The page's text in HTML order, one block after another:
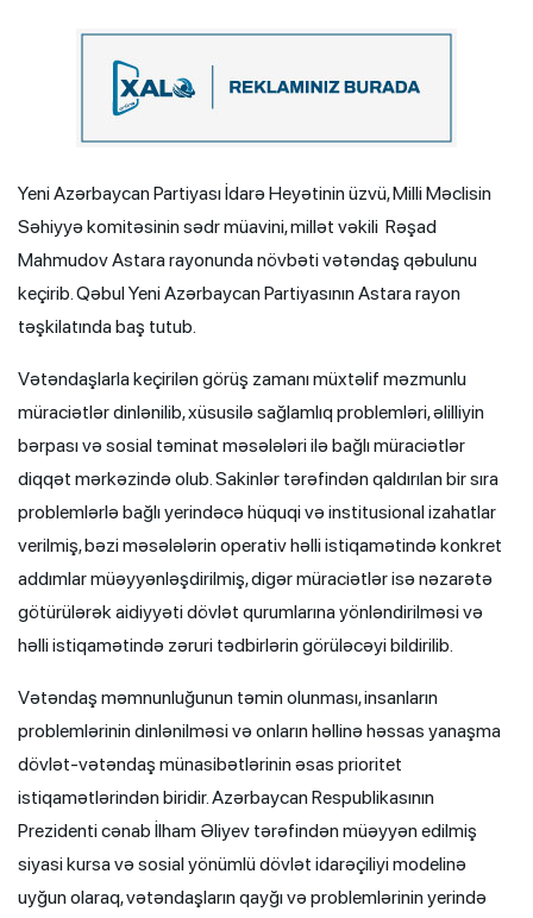
Yeni Azərbaycan Partiyası İdarə Heyətinin üzvü, Milli Məclisin
Səhiyyə komitəsinin sədr müavini, millət vəkili Rəşad
Mahmudov Astara rayonunda növbəti vətəndaş qəbulunu
keçirib. Qəbul Yeni Azərbaycan Partiyasının Astara rayon
təşkilatında baş tutub.
Vətəndaşlarla keçirilən görüş zamanı müxtəlif məzmunlu
müraciətlər dinlənilib, xüsusilə sağlamlıq problemləri, əlilliyin
bərpası və sosial təminat məsələləri ilə bağlı müraciətlər
diqqət mərkəzində olub. Sakinlər tərəfindən qaldırılan bir sıra
problemlərlə bağlı yerindəcə hüquqi və institusional izahatlar
verilmiş, bəzi məsələlərin operativ həlli istiqamətində konkret
addımlar müəyyənləşdirilmiş, digər müraciətlər isə nəzarətə
götürülərək aidiyyəti dövlət qurumlarına yönləndirilməsi və
həlli istiqamətində zəruri tədbirlərin görüləcəyi bildirilib.
Vətəndaş məmnunluğunun təmin olunması, insanların
problemlərinin dinlənilməsi və onların həllinə həssas yanaşma
dövlət-vətəndaş münasibətlərinin əsas prioritet
istiqamətlərindən biridir. Azərbaycan Respublikasının
Prezidenti cənab İlham Əliyev tərəfindən müəyyən edilmiş
siyasi kursa və sosial yönümlü dövlət idarəçiliyi modelinə
uyğun olaraq, vətəndaşların qayğı və problemlərinin yerində